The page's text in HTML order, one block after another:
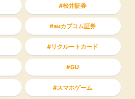
松井証券
auカブコム証券
リクルートカード
GU
スマホゲーム